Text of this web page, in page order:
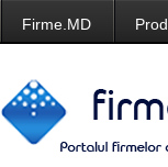
Firme.MD